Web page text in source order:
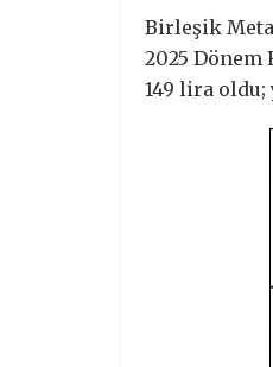
Birleşik
2025 Dönem
149 lira oldu;